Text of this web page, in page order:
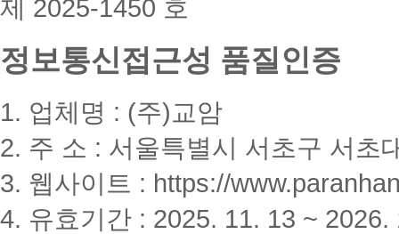
제 2025-1450 호
정보통신접근성 품질인증
1. 업체명 : (주)교암
2. 주 소 : 서울특별시 서초구 서초
3. 웹사이트 : https://
4. 유효기간 : 2025. 11. 13 ~ 2026.